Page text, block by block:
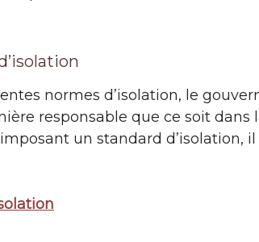
normes d’isolation, le
responsable que ce soit dans
un standard d’isolation,